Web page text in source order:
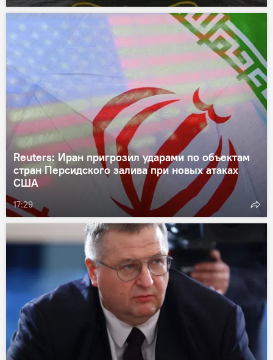
Reuters: Иран пригрозил ударами по объектам
стран Персидского залива при новых атаках
США
17:29